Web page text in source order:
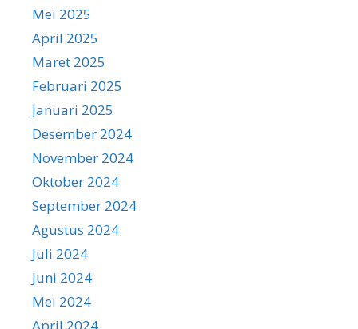
Mei 2025
April 2025
Maret 2025
Februari 2025
Januari 2025
Desember 2024
November 2024
Oktober 2024
September 2024
Agustus 2024
Juli 2024
Juni 2024
Mei 2024
April 2024